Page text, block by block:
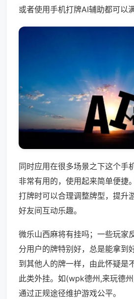
或者使用手机打牌AI辅助都可以
同时应用在很多场景之下这个手
非常有用的，使用起来简单便捷
打牌时可以合理调整牌型，提升
好友间互动乐趣。
微乐山西麻将有挂吗；一些玩家
分用户的牌特别好，总是能拿到
到其他人的牌一样，由此怀疑是
此类外挂。如(wpk德州,来玩德
通过正规途径维护游戏公平。